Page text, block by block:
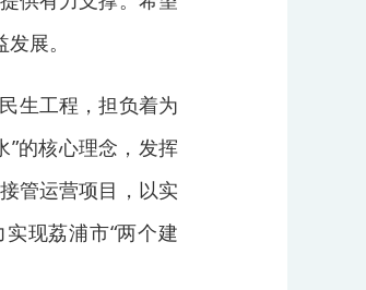
展。
生工程，担负着为
”的核心理念，发挥
管运营项目，以实
现荔浦市“两个建